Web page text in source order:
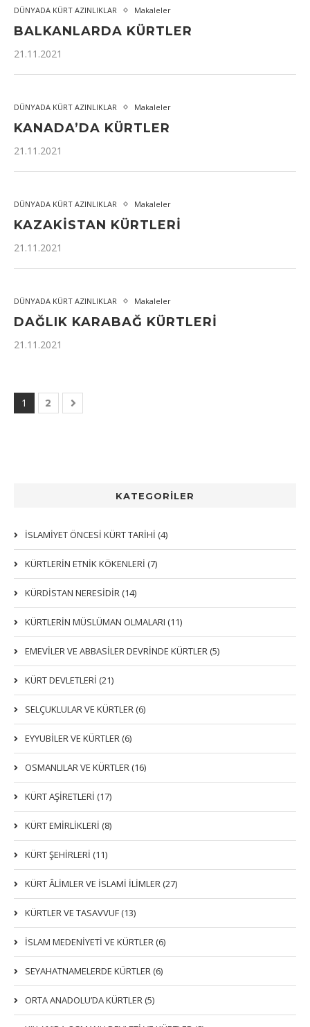
DÜNYADA KÜRT AZINLIKLAR Makaleler
BALKANLARDA KÜRTLER
21.11.2021
DÜNYADA KÜRT AZINLIKLAR Makaleler
KANADA’DA KÜRTLER
21.11.2021
DÜNYADA KÜRT AZINLIKLAR Makaleler
KAZAKISTAN KÜRTLERI
21.11.2021
DÜNYADA KÜRT AZINLIKLAR Makaleler
DAĞLIK KARABAĞ KÜRTLERI
21.11.2021
1 2
KATEGORİLER
İSLAMİYET ÖNCESİ KÜRT TARİHİ (4)
KÜRTLERIN ETNIK KÖKENLERI (7)
KÜRDİSTAN NERESİDİR (14)
KÜRTLERİN MÜSLÜMAN OLMALARI (11)
EMEVİLER VE ABBASİLER DEVRİNDE KÜRTLER (5)
KÜRT DEVLETLERİ (21)
SELÇUKLULAR VE KÜRTLER (6)
EYYUBİLER VE KÜRTLER (6)
OSMANLILAR VE KÜRTLER (16)
KÜRT AŞİRETLERİ (17)
KÜRT EMİRLİKLERİ (8)
KÜRT ŞEHİRLERİ (11)
KÜRT ÂLİMLER VE İSLAMİ İLİMLER (27)
KÜRTLER VE TASAVVUF (13)
İSLAM MEDENİYETİ VE KÜRTLER (6)
SEYAHATNAMELERDE KÜRTLER (6)
ORTA ANADOLU’DA KÜRTLER (5)